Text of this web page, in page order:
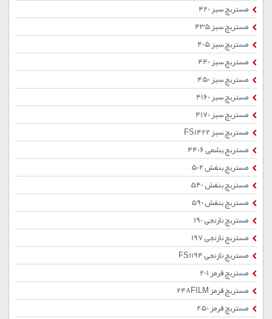
مستربچ سبز 420
مستربچ سبز 435
مستربچ سبز 405
مستربچ سبز 440
مستربچ سبز 450
مستربچ سبز 4160
مستربچ سبز 4170
مستربچ سبز FS1422
مستربچ یشمی 4406
مستربچ بنفش 502
مستربچ بنفش 540
مستربچ بنفش 590
مستربچ نارنجی 190
مستربچ نارنجی 197
مستربچ نارنجی FS1194
مستربچ قرمز 201
مستربچ قرمز 248FILM
مستربچ قرمز 250